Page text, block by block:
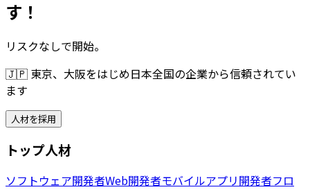
す！
リスクなしで開始。
🇯🇵 東京、大阪をはじめ日本全国の企業から信頼されてい
ます
人材を採用
トップ人材
ソフトウェア開発者Web開発者モバイルアプリ開発者フロ